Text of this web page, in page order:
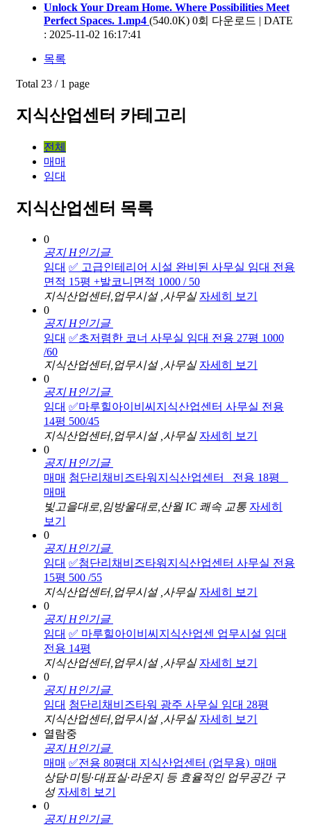
Unlock Your Dream Home. Where Possibilities Meet
Perfect Spaces. 1.mp4 (540.0K) 0회 다운로드 | DATE
: 2025-11-02 16:17:41
목록
Total 23 /1 page
지식산업센터 카테고리
전체
매매
임대
지식산업센터 목록
0
공지 H인기글
임대 ✅ 고급인테리어 시설 완비된 사무실 임대 전용
면적 15평 +발코니면적 1000 / 50
지식산업센터,업무시설 ,사무실 자세히 보기
0
공지 H인기글
임대 ✅초저렴한 코너 사무실 임대 전용 27평 1000
/60
지식산업센터,업무시설 ,사무실 자세히 보기
0
공지 H인기글
임대 ✅마루힐아이비씨지식산업센터 사무실 전용
14평 500/45
지식산업센터,업무시설 ,사무실 자세히 보기
0
공지 H인기글
매매 첨단리채비즈타워지식산업센터 _전용 18평 _
매매
빛고을대로,임방울대로,산월 IC 쾌속 교통 자세히
보기
0
공지 H인기글
임대 ✅첨단리채비즈타워지식산업센터 사무실 전용
15평 500 /55
지식산업센터,업무시설 ,사무실 자세히 보기
0
공지 H인기글
임대 ✅ 마루힐아이비씨지식산업센 업무시설 임대
전용 14평
지식산업센터,업무시설 ,사무실 자세히 보기
0
공지 H인기글
임대 첨단리채비즈타워 광주 사무실 임대 28평
지식산업센터,업무시설 ,사무실 자세히 보기
열람중
공지 H인기글
매매 ✅전용 80평대 지식산업센터 (업무용)_매매
상담·미팅·대표실·라운지 등 효율적인 업무공간 구
성 자세히 보기
0
공지 H인기글